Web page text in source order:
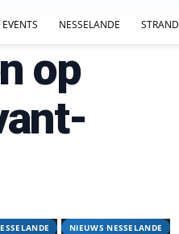
EVENTS NESSELANDE STRAND
op
NIEUWS NESSELANDE